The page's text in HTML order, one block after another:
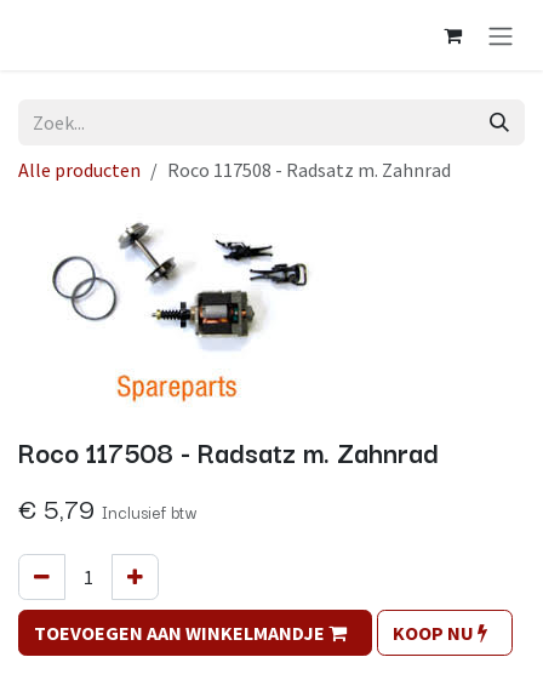
Alle producten Roco 117508 - Radsatz m. Zahnrad
Roco 117508 - Radsatz m. Zahnrad
€ 5,79 Inclusief btw
TOEVOEGEN AAN WINKELMANDJE KOOP NU